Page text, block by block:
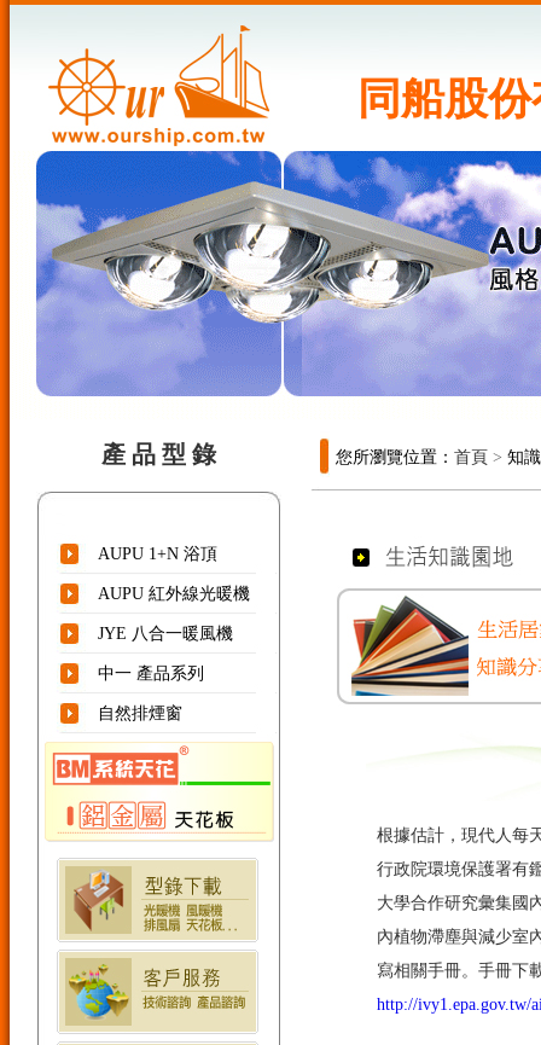
同船股
產 品 型 錄 您所瀏覽位置： 首頁 > 知
AUPU 1+N 浴頂
AUPU 紅外線光暖機
JYE 八合一暖風機
中一 產品系列
自然排煙窗
根據估計，現代人每
行政院環境保護署有
大學合作研究彙集國
內植物滯塵與減少室
寫相關手冊。手冊下
http://ivy1.epa.gov.tw/